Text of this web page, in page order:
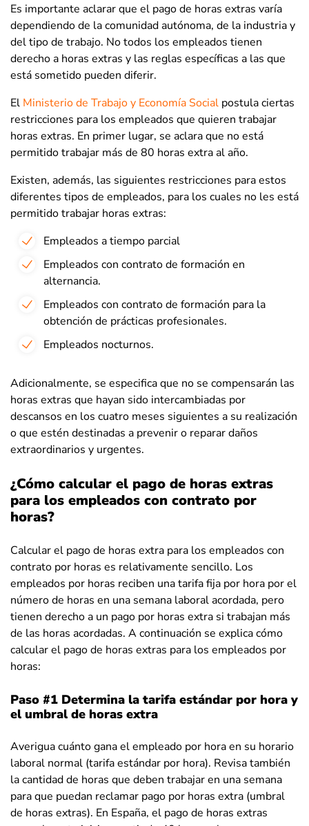
Es importante aclarar que el pago de horas extras varía
dependiendo de la comunidad autónoma, de la industria y
del tipo de trabajo. No todos los empleados tienen
derecho a horas extras y las reglas específicas a las que
está sometido pueden diferir.
El Ministerio de Trabajo y Economía Social postula ciertas
restricciones para los empleados que quieren trabajar
horas extras. En primer lugar, se aclara que no está
permitido trabajar más de 80 horas extra al año.
Existen, además, las siguientes restricciones para estos
diferentes tipos de empleados, para los cuales no les está
permitido trabajar horas extras:
Empleados a tiempo parcial
Empleados con contrato de formación en
alternancia.
Empleados con contrato de formación para la
obtención de prácticas profesionales.
Empleados nocturnos.
Adicionalmente, se especifica que no se compensarán las
horas extras que hayan sido intercambiadas por
descansos en los cuatro meses siguientes a su realización
o que estén destinadas a prevenir o reparar daños
extraordinarios y urgentes.
¿Cómo calcular el pago de horas extras
para los empleados con contrato por
horas?
Calcular el pago de horas extra para los empleados con
contrato por horas es relativamente sencillo. Los
empleados por horas reciben una tarifa fija por hora por el
número de horas en una semana laboral acordada, pero
tienen derecho a un pago por horas extra si trabajan más
de las horas acordadas. A continuación se explica cómo
calcular el pago de horas extras para los empleados por
horas:
Paso #1 Determina la tarifa estándar por hora y
el umbral de horas extra
Averigua cuánto gana el empleado por hora en su horario
laboral normal (tarifa estándar por hora). Revisa también
la cantidad de horas que deben trabajar en una semana
para que puedan reclamar pago por horas extra (umbral
de horas extras). En España, el pago de horas extras